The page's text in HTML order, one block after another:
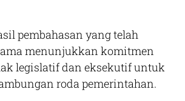
pembahasan yang telah
menunjukkan komitmen
legislatif dan eksekutif untuk
roda pemerintahan.